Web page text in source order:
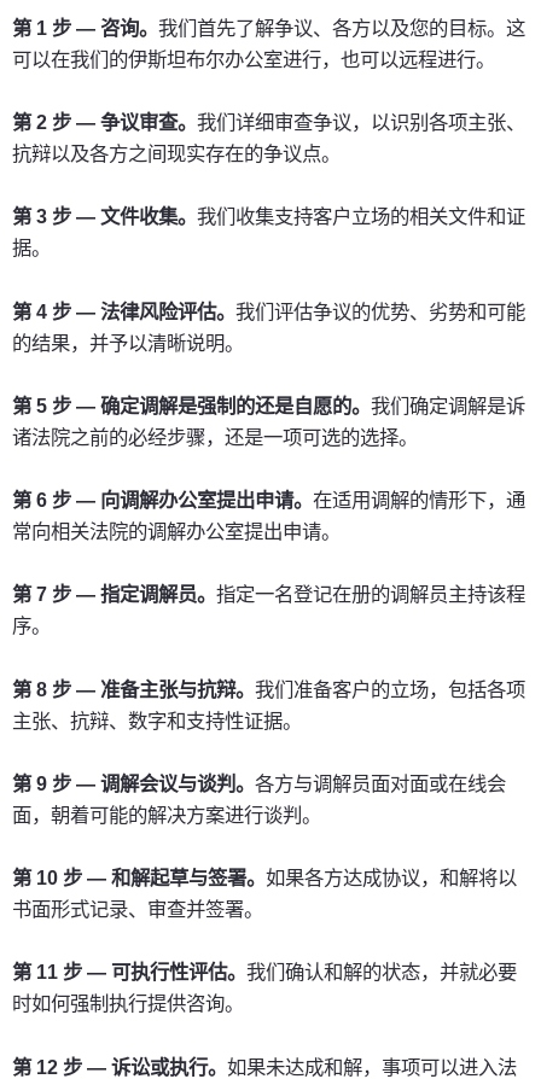
第 1 步 — 咨询。 我们首先了解争议、各方以及您的目标。这
可以在我们的伊斯坦布尔办公室进行，也可以远程进行。
第 2 步 — 争议审查。 我们详细审查争议，以识别各项主张、
抗辩以及各方之间现实存在的争议点。
第 3 步 — 文件收集。 我们收集支持客户立场的相关文件和证
据。
第 4 步 — 法律风险评估。 我们评估争议的优势、劣势和可能
的结果，并予以清晰说明。
第 5 步 — 确定调解是强制的还是自愿的。 我们确定调解是诉
诸法院之前的必经步骤，还是一项可选的选择。
第 6 步 — 向调解办公室提出申请。 在适用调解的情形下，通
常向相关法院的调解办公室提出申请。
第 7 步 — 指定调解员。 指定一名登记在册的调解员主持该程
序。
第 8 步 — 准备主张与抗辩。 我们准备客户的立场，包括各项
主张、抗辩、数字和支持性证据。
第 9 步 — 调解会议与谈判。 各方与调解员面对面或在线会
面，朝着可能的解决方案进行谈判。
第 10 步 — 和解起草与签署。 如果各方达成协议，和解将以
书面形式记录、审查并签署。
第 11 步 — 可执行性评估。 我们确认和解的状态，并就必要
时如何强制执行提供咨询。
第 12 步 — 诉讼或执行。 如果未达成和解，事项可以进入法